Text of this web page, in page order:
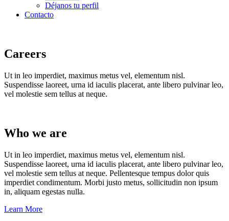
Déjanos tu perfil
Contacto
Careers
Ut in leo imperdiet, maximus metus vel, elementum nisl.
Suspendisse laoreet, urna id iaculis placerat, ante libero pulvinar leo,
vel molestie sem tellus at neque.
Who we are
Ut in leo imperdiet, maximus metus vel, elementum nisl.
Suspendisse laoreet, urna id iaculis placerat, ante libero pulvinar leo,
vel molestie sem tellus at neque. Pellentesque tempus dolor quis
imperdiet condimentum. Morbi justo metus, sollicitudin non ipsum
in, aliquam egestas nulla.
Learn More